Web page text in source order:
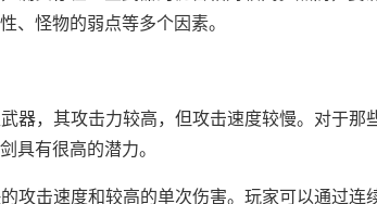
、怪物的弱点等多个因素。
器，其攻击力较高，但攻击速度较慢。对于那
具有很高的潜力。
攻击速度和较高的单次伤害。玩家可以通过连